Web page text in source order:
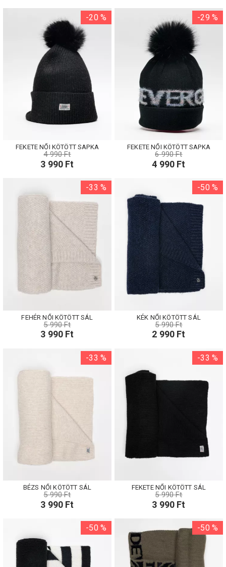
-20 %
FEKETE NŐI KÖTÖTT SAPKA
4 990 Ft
3 990 Ft
-29 %
FEKETE NŐI KÖTÖTT SAPKA
6 990 Ft
4 990 Ft
-33 %
FEHÉR NŐI KÖTÖTT SÁL
5 990 Ft
3 990 Ft
-50 %
KÉK NŐI KÖTÖTT SÁL
5 990 Ft
2 990 Ft
-33 %
BÉZS NŐI KÖTÖTT SÁL
5 990 Ft
3 990 Ft
-33 %
FEKETE NŐI KÖTÖTT SÁL
5 990 Ft
3 990 Ft
-50 % -50 %